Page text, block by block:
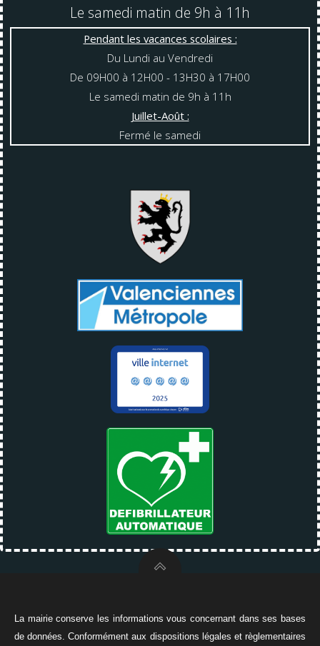
Le samedi matin de 9h à 11h
Pendant les vacances scolaires :
Du Lundi au Vendredi
De 09H00 à 12H00 - 13H30 à 17H00
Le samedi matin de 9h à 11h
Juillet-Août :
Fermé le samedi
La mairie conserve les informations vous concernant dans ses bases
de données. Conformément aux dispositions légales et règlementaires